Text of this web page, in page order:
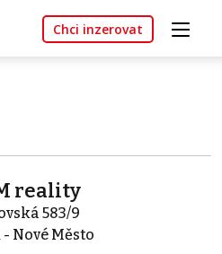
Chci inzerovat
reality
583/9
- Nové Město